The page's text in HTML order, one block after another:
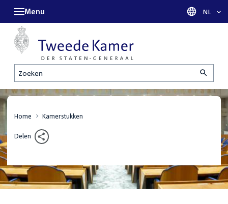
Zoeken
Menu Taal
NL
Home Kamerstukken
Delen